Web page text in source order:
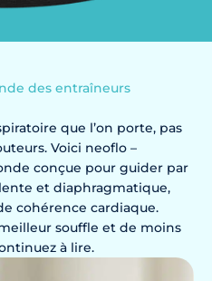
des entraîneurs
que l’on porte, pas
Voici neoflo –
conçue pour guider par
et diaphragmatique,
cohérence cardiaque.
souffle et de moins
à lire.